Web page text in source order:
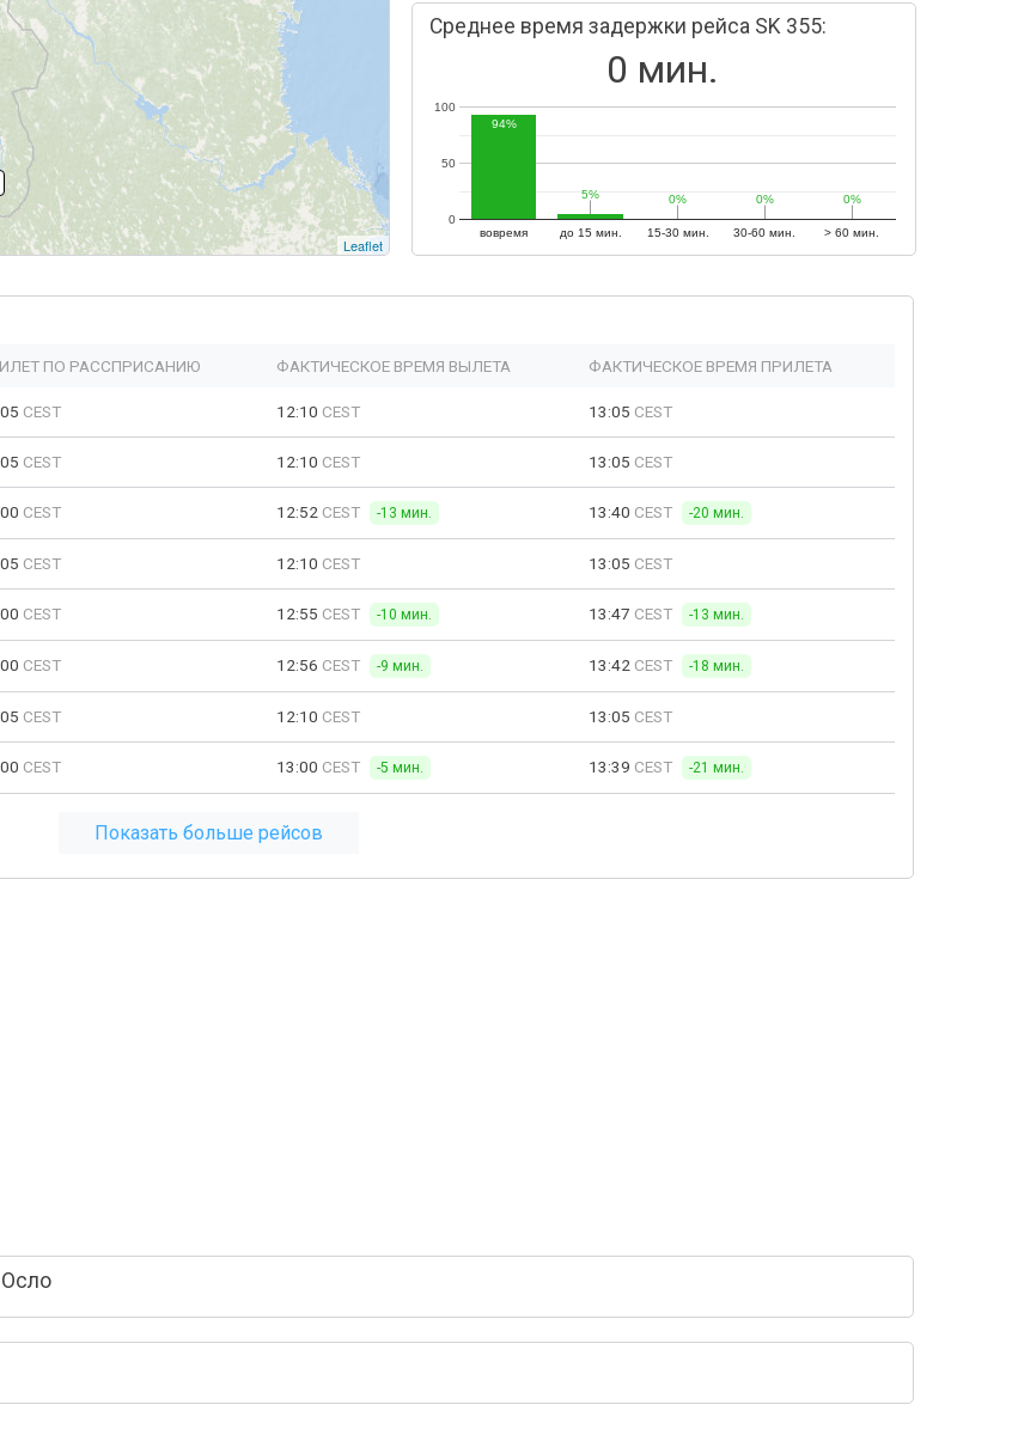
Leaflet
Среднее время задержки рейса SK 355:
0 мин.
вовремя до 15 мин. 15-30 мин. 30-60 мин. > 60 мин.
0
50
100
94%
5%
5% 0%
0% 0%
0% 0%
0%
ПО РАССПРИСАНИЮ ФАКТИЧЕСКОЕ ВРЕМЯ ВЫЛЕТА ФАКТИЧЕСКОЕ ВРЕМЯ ПРИЛЕТА
CEST 12:10 CEST 13:05 CEST
CEST 12:10 CEST 13:05 CEST
CEST 12:52 CEST -13 мин. 13:40 CEST -20 мин.
CEST 12:10 CEST 13:05 CEST
CEST 12:55 CEST -10 мин. 13:47 CEST -13 мин.
CEST 12:56 CEST -9 мин. 13:42 CEST -18 мин.
CEST 12:10 CEST 13:05 CEST
CEST 13:00 CEST -5 мин. 13:39 CEST -21 мин.
Показать больше рейсов